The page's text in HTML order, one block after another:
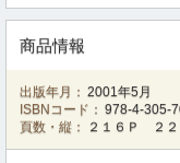
商品情報
出版年月： 2001年5月
ISBNコード： 978-4-305-
頁数・縦：
２１６Ｐ ２２